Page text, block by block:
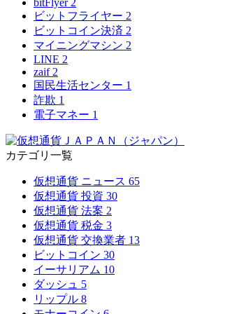
ビットフライヤー 2
ビットコイン決済 2
マイニングマシン 2
LINE 2
zaif 2
国民生活センター 1
詐欺 1
電子マネー 1
カテゴリ一覧
仮想通貨 ニュース 65
仮想通貨 投資 30
仮想通貨 法案 2
仮想通貨 税金 3
仮想通貨 交換業者 13
ビットコイン 30
イーサリアム 10
ダッシュ 5
リップル 8